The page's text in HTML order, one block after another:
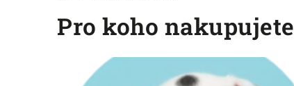
Pro koho nakupujete